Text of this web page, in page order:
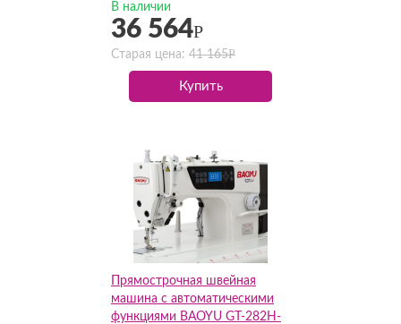
D4(Комплект)
В наличии
36 564Р
Старая цена: 41 165Р
Купить
Прямострочная швейная
машина с автоматическими
функциями BAOYU GT-282H-